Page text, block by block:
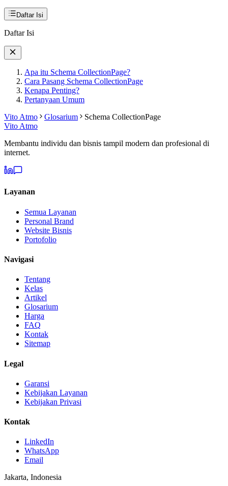
Daftar Isi
Daftar Isi
Apa itu Schema CollectionPage?
Cara Pasang Schema CollectionPage
Kenapa Penting?
Pertanyaan Umum
Vito Atmo
Glosarium
Schema CollectionPage
Vito Atmo
Membantu individu dan bisnis tampil modern dan profesional di
internet.
Layanan
Semua Layanan
Personal Brand
Website Bisnis
Portofolio
Navigasi
Tentang
Kelas
Artikel
Glosarium
Harga
FAQ
Kontak
Sitemap
Legal
Garansi
Kebijakan Layanan
Kebijakan Privasi
Kontak
LinkedIn
WhatsApp
Email
Jakarta, Indonesia